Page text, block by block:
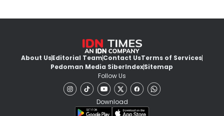
About UsEditorial TeamContact UsTerms of Services
Pedoman Media SiberIndexSitemap
Follow Us
Download